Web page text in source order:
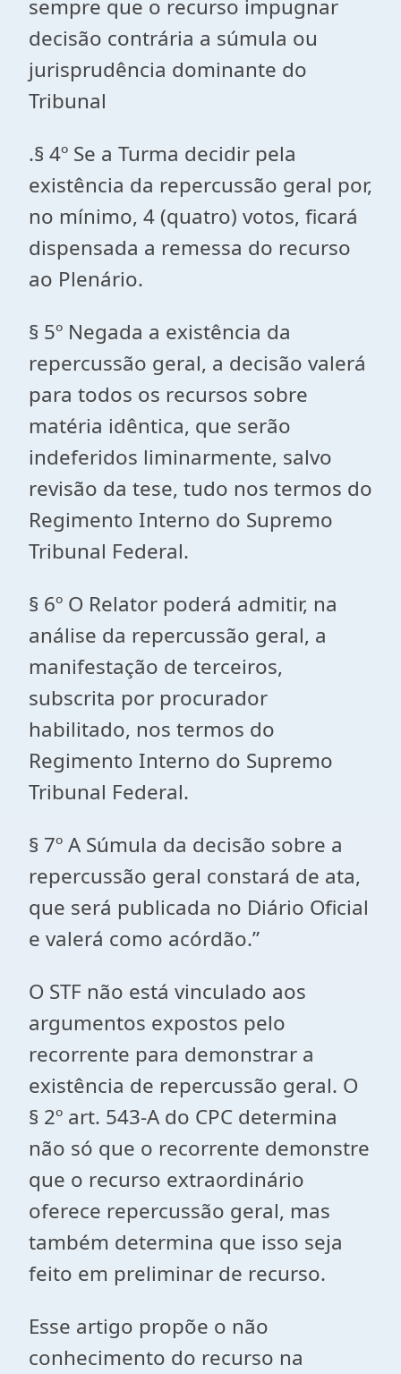
sempre que o recurso impugnar
decisão contrária a súmula ou
jurisprudência dominante do
Tribunal
.§ 4º Se a Turma decidir pela
existência da repercussão geral por,
no mínimo, 4 (quatro) votos, ficará
dispensada a remessa do recurso
ao Plenário.
§ 5º Negada a existência da
repercussão geral, a decisão valerá
para todos os recursos sobre
matéria idêntica, que serão
indeferidos liminarmente, salvo
revisão da tese, tudo nos termos do
Regimento Interno do Supremo
Tribunal Federal.
§ 6º O Relator poderá admitir, na
análise da repercussão geral, a
manifestação de terceiros,
subscrita por procurador
habilitado, nos termos do
Regimento Interno do Supremo
Tribunal Federal.
§ 7º A Súmula da decisão sobre a
repercussão geral constará de ata,
que será publicada no Diário Oficial
e valerá como acórdão.”
O STF não está vinculado aos
argumentos expostos pelo
recorrente para demonstrar a
existência de repercussão geral. O
§ 2º art. 543-A do CPC determina
não só que o recorrente demonstre
que o recurso extraordinário
oferece repercussão geral, mas
também determina que isso seja
feito em preliminar de recurso.
Esse artigo propõe o não
conhecimento do recurso na